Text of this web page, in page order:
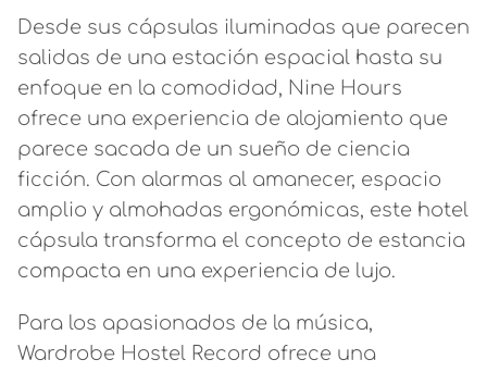
Desde sus cápsulas iluminadas que parecen
salidas de una estación espacial hasta su
enfoque en la comodidad, Nine Hours
ofrece una experiencia de alojamiento que
parece sacada de un sueño de ciencia
ficción. Con alarmas al amanecer, espacio
amplio y almohadas ergonómicas, este hotel
cápsula transforma el concepto de estancia
compacta en una experiencia de lujo.
Para los apasionados de la música,
Wardrobe Hostel Record ofrece una